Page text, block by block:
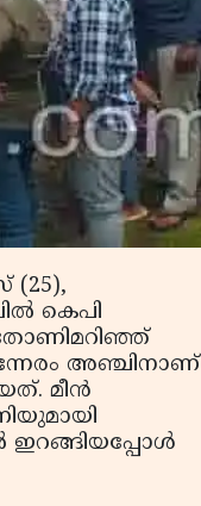
(25),
കെപി
അഞ്ചിനാണ്
മീൻ
ഇറങ്ങിയപ്പോള്‍